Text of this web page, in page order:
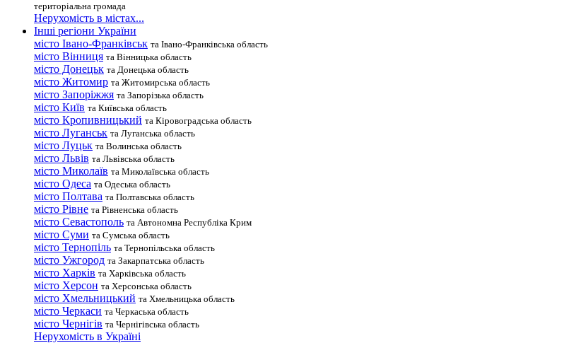
територіальна громада
Нерухомість в містах...
Інші регіони України
місто Івано-Франківськ та Івано-Франківська область
місто Вінниця та Вінницька область
місто Донецьк та Донецька область
місто Житомир та Житомирська область
місто Запоріжжя та Запорізька область
місто Київ та Київська область
місто Кропивницький та Кіровоградська область
місто Луганськ та Луганська область
місто Луцьк та Волинська область
місто Львів та Львівська область
місто Миколаїв та Миколаївська область
місто Одеса та Одеська область
місто Полтава та Полтавська область
місто Рівне та Рівненська область
місто Севастополь та Автономна Республіка Крим
місто Суми та Сумська область
місто Тернопіль та Тернопільська область
місто Ужгород та Закарпатська область
місто Харків та Харківська область
місто Херсон та Херсонська область
місто Хмельницький та Хмельницька область
місто Черкаси та Черкаська область
місто Чернігів та Чернігівська область
Нерухомість в Україні